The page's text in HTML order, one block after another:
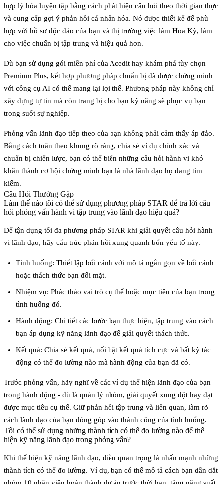
hợp lý hóa luyện tập bằng cách phát hiện câu hỏi theo thời gian thực
và cung cấp gợi ý phản hồi cá nhân hóa. Nó được thiết kế để phù
hợp với hồ sơ độc đáo của bạn và thị trường việc làm Hoa Kỳ, làm
cho việc chuẩn bị tập trung và hiệu quả hơn.
Dù bạn sử dụng gói miễn phí của Acedit hay khám phá tùy chọn
Premium Plus, kết hợp phương pháp chuẩn bị đã được chứng minh
với công cụ AI có thể mang lại lợi thế. Phương pháp này không chỉ
xây dựng tự tin mà còn trang bị cho bạn kỹ năng sẽ phục vụ bạn
trong suốt sự nghiệp.
Phỏng vấn lãnh đạo tiếp theo của bạn không phải cảm thấy áp đảo.
Bằng cách tuân theo khung rõ ràng, chia sẻ ví dụ chính xác và
chuẩn bị chiến lược, bạn có thể biến những câu hỏi hành vi khó
khăn thành cơ hội chứng minh bạn là nhà lãnh đạo họ đang tìm
kiếm.
Câu Hỏi Thường Gặp
Làm thế nào tôi có thể sử dụng phương pháp STAR để trả lời câu
hỏi phỏng vấn hành vi tập trung vào lãnh đạo hiệu quả?
Để tận dụng tối đa phương pháp STAR khi giải quyết câu hỏi hành
vi lãnh đạo, hãy cấu trúc phản hồi xung quanh bốn yếu tố này:
Tình huống: Thiết lập bối cảnh với mô tả ngắn gọn về bối cảnh
hoặc thách thức bạn đối mặt.
Nhiệm vụ: Phác thảo vai trò cụ thể hoặc mục tiêu của bạn trong
tình huống đó.
Hành động: Chi tiết các bước bạn thực hiện, tập trung vào cách
bạn áp dụng kỹ năng lãnh đạo để giải quyết thách thức.
Kết quả: Chia sẻ kết quả, nổi bật kết quả tích cực và bất kỳ tác
động có thể đo lường nào mà hành động của bạn đã có.
Trước phỏng vấn, hãy nghĩ về các ví dụ thể hiện lãnh đạo của bạn
trong hành động - dù là quản lý nhóm, giải quyết xung đột hay đạt
được mục tiêu cụ thể. Giữ phản hồi tập trung và liên quan, làm rõ
cách lãnh đạo của bạn đóng góp vào thành công của tình huống.
Tôi có thể sử dụng những thành tích có thể đo lường nào để thể
hiện kỹ năng lãnh đạo trong phỏng vấn?
Khi thể hiện kỹ năng lãnh đạo, điều quan trọng là nhấn mạnh những
thành tích có thể đo lường. Ví dụ, bạn có thể mô tả cách bạn dẫn dắt